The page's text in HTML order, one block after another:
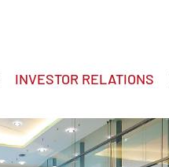
INVESTOR RELATIONS